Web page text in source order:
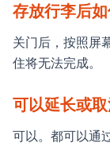
存放行李后
关门后，按照屏
住将无法完成。
可以延长或
可以。都可以通